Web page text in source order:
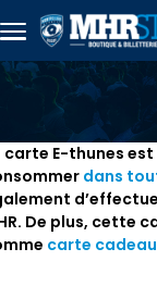
Skip to main
carte E-thunes
dans
De plus, cette
carte cadeau